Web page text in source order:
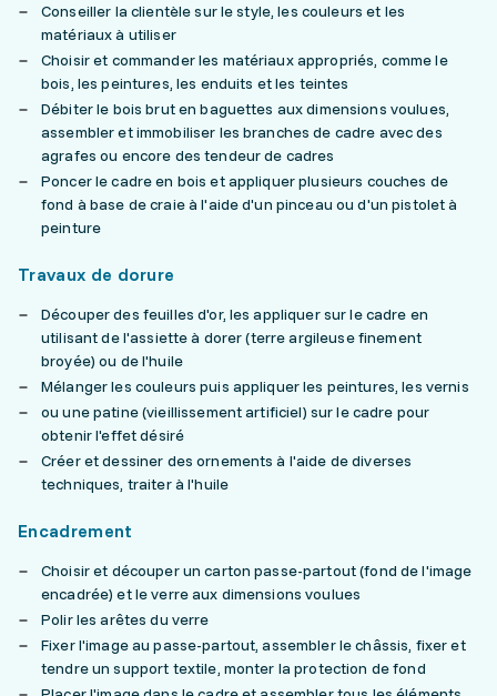
Conseiller la clientèle sur le style, les couleurs et les
matériaux à utiliser
Choisir et commander les matériaux appropriés, comme le
bois, les peintures, les enduits et les teintes
Débiter le bois brut en baguettes aux dimensions voulues,
assembler et immobiliser les branches de cadre avec des
agrafes ou encore des tendeur de cadres
Poncer le cadre en bois et appliquer plusieurs couches de
fond à base de craie à l'aide d'un pinceau ou d'un pistolet à
peinture
Travaux de dorure
Découper des feuilles d'or, les appliquer sur le cadre en
utilisant de l'assiette à dorer (terre argileuse finement
broyée) ou de l'huile
Mélanger les couleurs puis appliquer les peintures, les vernis
ou une patine (vieillissement artificiel) sur le cadre pour
obtenir l'effet désiré
Créer et dessiner des ornements à l'aide de diverses
techniques, traiter à l'huile
Encadrement
Choisir et découper un carton passe-partout (fond de l'image
encadrée) et le verre aux dimensions voulues
Polir les arêtes du verre
Fixer l'image au passe-partout, assembler le châssis, fixer et
tendre un support textile, monter la protection de fond